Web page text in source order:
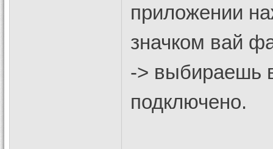
приложении
значком вай
-> выбираешь
подключено.